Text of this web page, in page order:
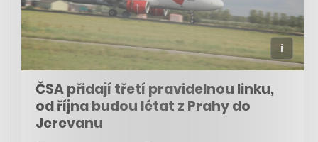
ČSA přidají třetí pravidelnou linku,
od října budou létat z Prahy do
Jerevanu